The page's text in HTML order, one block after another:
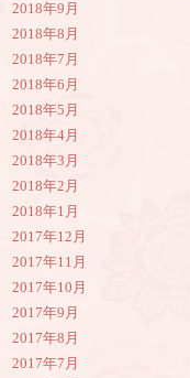
2018年9月
2018年8月
2018年7月
2018年6月
2018年5月
2018年4月
2018年3月
2018年2月
2018年1月
2017年12月
2017年11月
2017年10月
2017年9月
2017年8月
2017年7月